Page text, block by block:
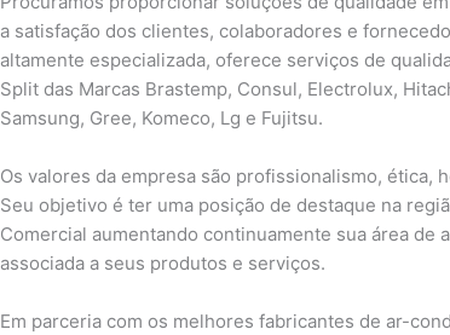
a satisfação dos clientes, colaboradores e
altamente especializada, oferece serviços de
Split das Marcas Brastemp, Consul, Electrolux,
Samsung, Gree, Komeco, Lg e Fujitsu.
Os valores da empresa são profissionalismo, ética,
Seu objetivo é ter uma posição de destaque na
Comercial aumentando continuamente sua área de
associada a seus produtos e serviços.
Em parceria com os melhores fabricantes de ar-